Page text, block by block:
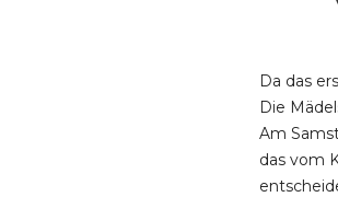
Da das
Die
Am
das vom